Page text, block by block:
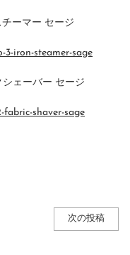
ーマー セージ
3-iron-steamer-sage
ェーバー セージ
shaver-sage
次の投稿